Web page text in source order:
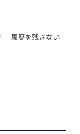
履歴を残さない